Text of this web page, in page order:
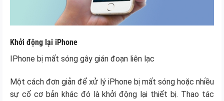
Khởi động lại iPhone
IPhone bị mất sóng gây gián đoạn liên lạc
Một cách đơn giản để xử lý iPhone bị mất sóng hoặc nhiều
sự cố cơ bản khác đó là khởi động lại thiết bị. Thao tác